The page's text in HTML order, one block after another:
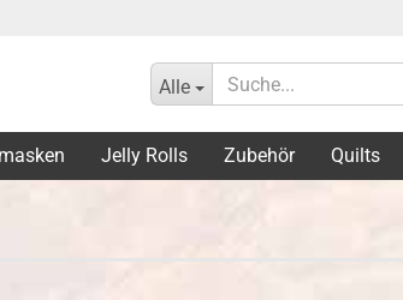
Alle
Jelly Rolls Zubehör Quilts